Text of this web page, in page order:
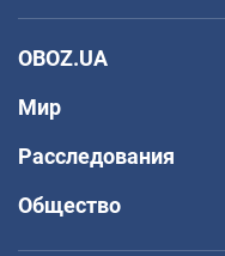
OBOZ.UA
Мир
Расследования
Общество